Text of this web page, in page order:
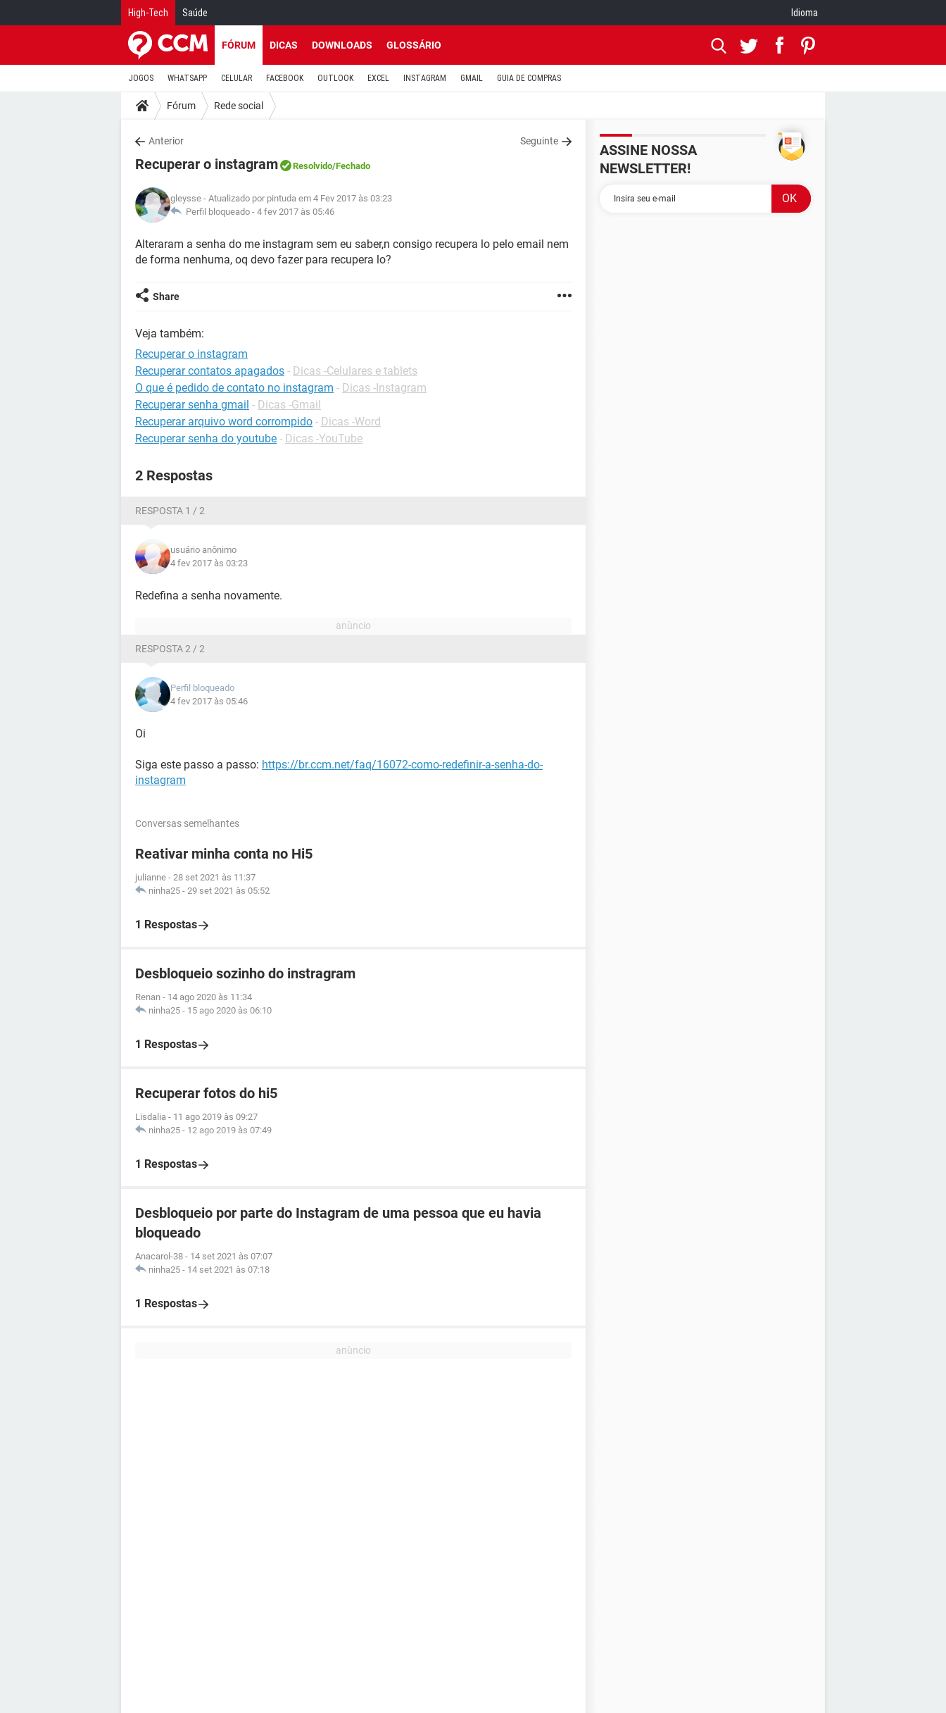
High-Tech Saúde Idioma
FÓRUM DICAS DOWNLOADS GLOSSÁRIO
JOGOS WHATSAPP CELULAR FACEBOOK OUTLOOK EXCEL INSTAGRAM GMAIL GUIA DE COMPRAS
Fórum Rede social
Anterior Seguinte
Recuperar o instagram Resolvido/Fechado
gleysse - Atualizado por pintuda em 4 Fev 2017 às 03:23
Perfil bloqueado - 4 fev 2017 às 05:46
Alteraram a senha do me instagram sem eu saber,n consigo recupera lo pelo email nem
de forma nenhuma, oq devo fazer para recupera lo?
Share
Veja também:
Recuperar o instagram
Recuperar contatos apagados - Dicas -Celulares e tablets
O que é pedido de contato no instagram - Dicas -Instagram
Recuperar senha gmail - Dicas -Gmail
Recuperar arquivo word corrompido - Dicas -Word
Recuperar senha do youtube - Dicas -YouTube
2 Respostas
RESPOSTA 1 / 2
usuário anônimo
4 fev 2017 às 03:23
Redefina a senha novamente.
RESPOSTA 2 / 2
Perfil bloqueado
4 fev 2017 às 05:46
Oi
Siga este passo a passo: https://br.ccm.net/faq/16072-como-redefinir-a-senha-do-
instagram
Conversas semelhantes
Reativar minha conta no Hi5
julianne - 28 set 2021 às 11:37
ninha25 - 29 set 2021 às 05:52
1 Respostas
Desbloqueio sozinho do instragram
Renan - 14 ago 2020 às 11:34
ninha25 - 15 ago 2020 às 06:10
1 Respostas
Recuperar fotos do hi5
Lisdalia - 11 ago 2019 às 09:27
ninha25 - 12 ago 2019 às 07:49
1 Respostas
Desbloqueio por parte do Instagram de uma pessoa que eu havia
bloqueado
Anacarol-38 - 14 set 2021 às 07:07
ninha25 - 14 set 2021 às 07:18
1 Respostas
ASSINE NOSSA
NEWSLETTER!